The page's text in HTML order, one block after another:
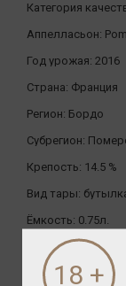
Категория
Аппелласьон:
Год урожая: 2016
Страна: Франция
Регион: Бордо
Субрегион:
Крепость: 14.5 %
Вид тары:
Ёмкость: 0.75л.
ДРУГИЕ